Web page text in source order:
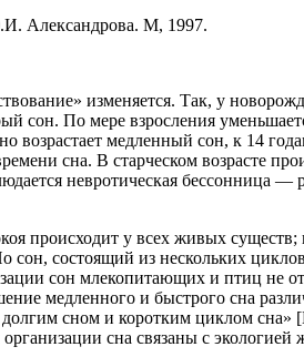
Александрова. М, 1997.
изменяется. Так, у
сон. По мере взросления
возрастает медленный сон, к 14
сна. В старческом возрасте
невротическая бессонница
происходит у всех живых
сон, состоящий из нескольких
сон млекопитающих и птиц не
медленного и быстрого сна
долгим сном и коротким циклом
сна связаны с экологией